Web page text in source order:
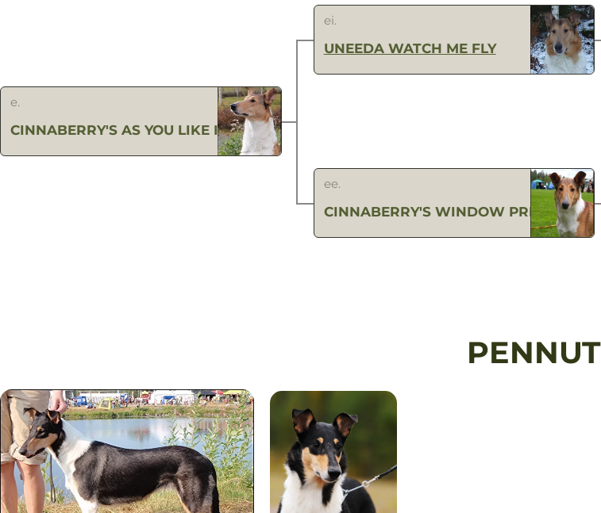
e.
CINNABERRY'S AS YOU LIKE IT
ei.
UNEEDA WATCH ME FLY
ee.
CINNABERRY'S WINDOW PRINCESS
PENNUT